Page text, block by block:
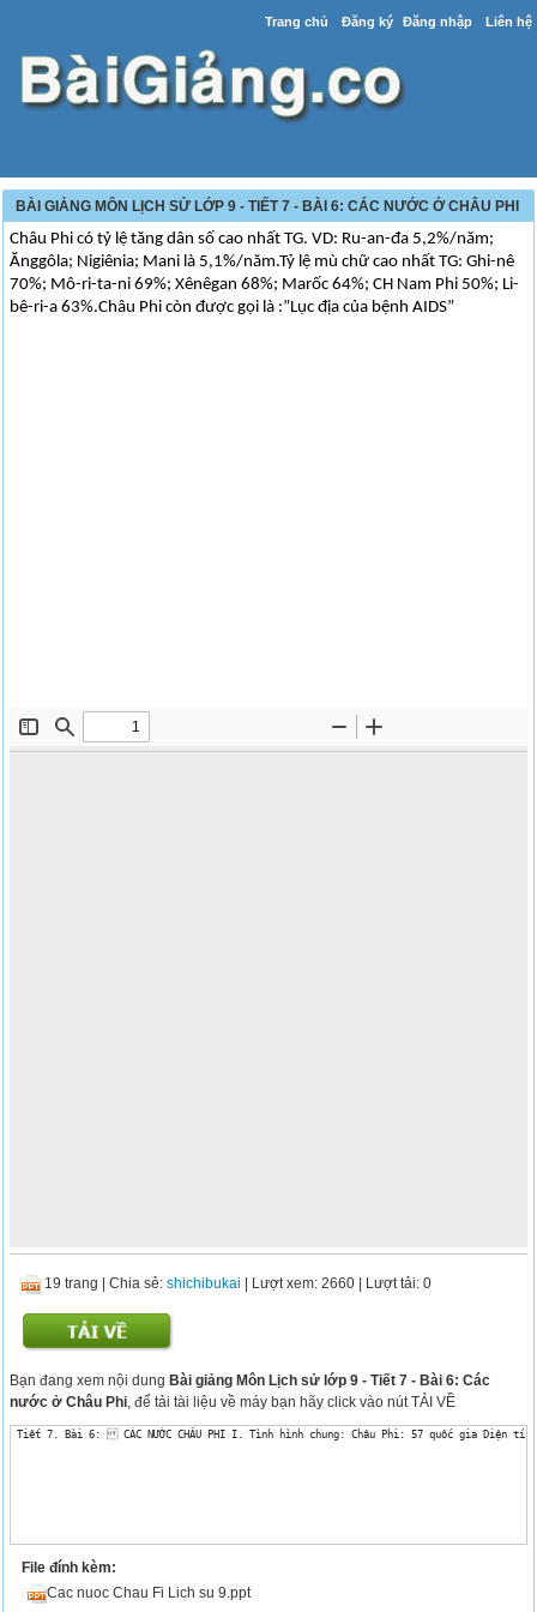
Trang chủ Đăng ký Đăng nhập Liên hệ
BÀI GIẢNG MÔN LỊCH SỬ LỚP 9 - TIẾT 7 - BÀI 6: CÁC NƯỚC Ở CHÂU PHI
Châu Phi có tỷ lệ tăng dân số cao nhất TG. VD: Ru-an-đa 5,2%/năm;
Ănggôla; Nigiênia; Mani là 5,1%/năm.Tỷ lệ mù chữ cao nhất TG: Ghi-nê
70%; Mô-ri-ta-ni 69%; Xênêgan 68%; Marốc 64%; CH Nam Phi 50%; Li-
bê-ri-a 63%.Châu Phi còn được gọi là :”Lục địa của bệnh AIDS”
19 trang |Chia sẻ:shichibukai | Lượt xem: 2660 | Lượt tải: 0
Bạn đang xem nội dungBài giảng Môn Lịch sử lớp 9 - Tiết 7 - Bài 6: Các
nước ở Châu Phi , để tải tài liệu về máy bạn hãy click vào nút TẢI VỀ
Tiết 7. Bài 6:  CÁC NƯỚC CHÂU PHI I. Tình hình chung: Châu Phi: 57 quốc gia Diện
File đính kèm:
Cac nuoc Chau Fi Lich su 9.ppt